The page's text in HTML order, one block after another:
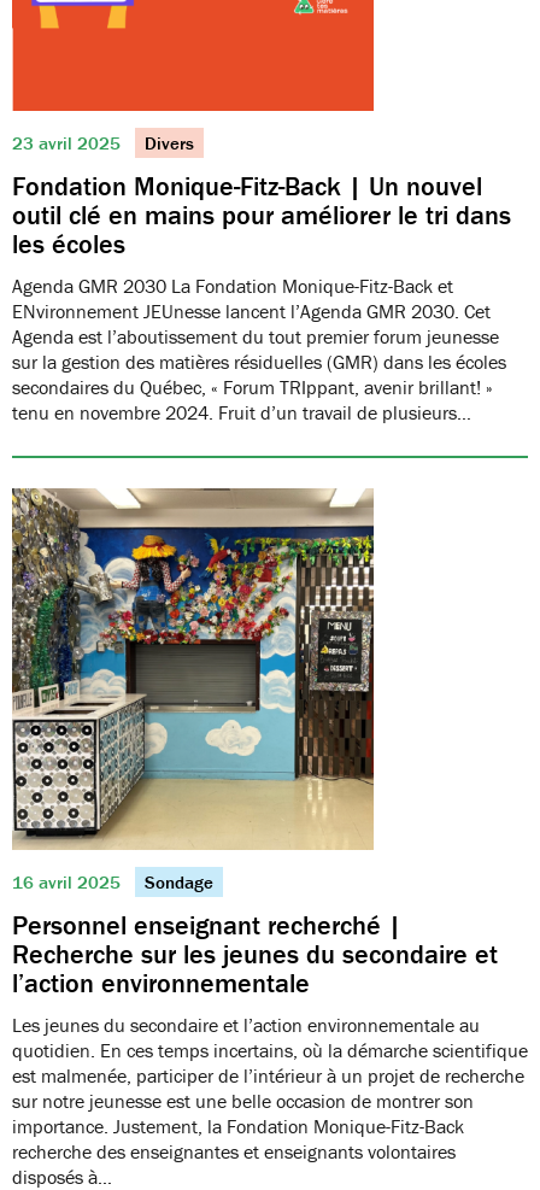
23 avril 2025 Divers
Fondation Monique-Fitz-Back | Un nouvel
outil clé en mains pour améliorer le tri dans
les écoles
Agenda GMR 2030 La Fondation Monique-Fitz-Back et
ENvironnement JEUnesse lancent l’Agenda GMR 2030. Cet
Agenda est l’aboutissement du tout premier forum jeunesse
sur la gestion des matières résiduelles (GMR) dans les écoles
secondaires du Québec, « Forum TRIppant, avenir brillant! »
tenu en novembre 2024. Fruit d’un travail de plusieurs…
16 avril 2025 Sondage
Personnel enseignant recherché |
Recherche sur les jeunes du secondaire et
l’action environnementale
Les jeunes du secondaire et l’action environnementale au
quotidien. En ces temps incertains, où la démarche scientifique
est malmenée, participer de l’intérieur à un projet de recherche
sur notre jeunesse est une belle occasion de montrer son
importance. Justement, la Fondation Monique-Fitz-Back
recherche des enseignantes et enseignants volontaires
disposés à…